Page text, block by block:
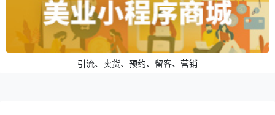
引流、卖货、预约、留客、营销